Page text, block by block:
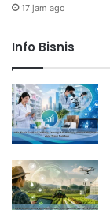
17 jam ago
Info Bisnis